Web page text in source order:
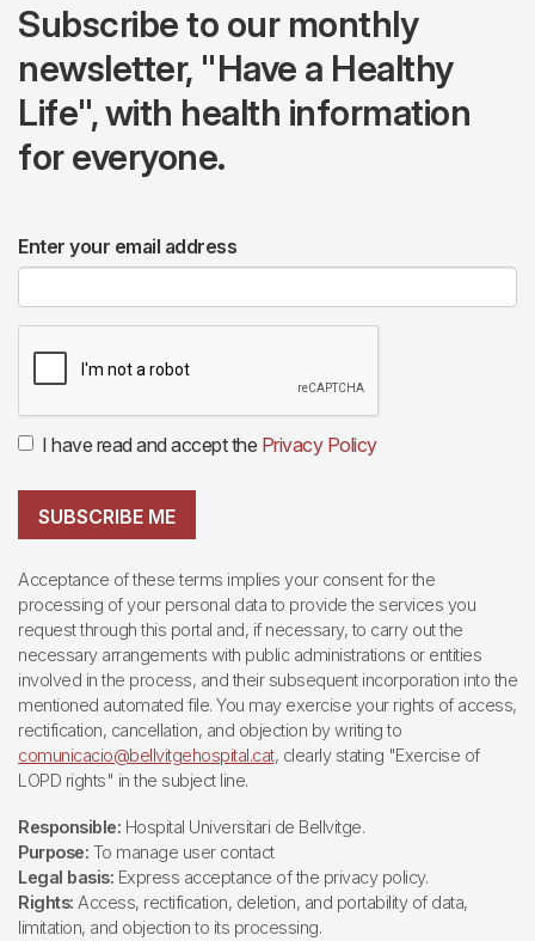
Subscribe to our monthly
newsletter, "Have a Healthy
Life", with health information
for everyone.
Enter your email address
I have read and accept the Privacy Policy
SUBSCRIBE ME
Acceptance of these terms implies your consent for the
processing of your personal data to provide the services you
request through this portal and, if necessary, to carry out the
necessary arrangements with public administrations or entities
involved in the process, and their subsequent incorporation into the
mentioned automated file. You may exercise your rights of access,
rectification, cancellation, and objection by writing to
comunicacio@bellvitgehospital.cat, clearly stating "Exercise of
LOPD rights" in the subject line.
Responsible: Hospital Universitari de Bellvitge.
Purpose: To manage user contact
Legal basis: Express acceptance of the privacy policy.
Rights: Access, rectification, deletion, and portability of data,
limitation, and objection to its processing.